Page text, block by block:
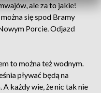
ale za to jakie!
się spod Bramy
Porcie. Odjazd
to można też wodnym.
pływać będą na
każdy wie, że nic tak nie